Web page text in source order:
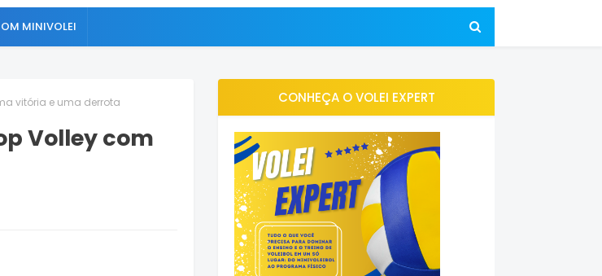
MINIVOLEI
vitória e uma derrota
Volley com
CONHEÇA O VOLEI EXPERT